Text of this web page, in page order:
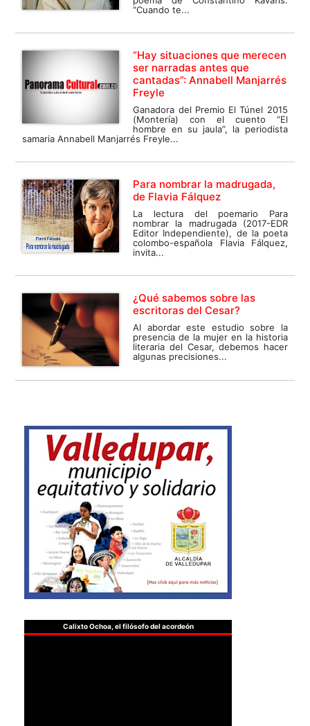
“Cuando te...
“Hay situaciones que merecen
ser narradas antes que
cantadas”: Annabell Manjarrés
Freyle
Ganadora del Premio El Túnel 2015
(Montería) con el cuento “El
hombre en su jaula”, la periodista
samaria Annabell Manjarrés Freyle...
Para nombrar la madrugada,
de Flavia Fálquez
La lectura del poemario Para
nombrar la madrugada (2017-EDR
Editor Independiente), de la poeta
colombo-española Flavia Fálquez,
invita...
¿Qué sabemos sobre las
escritoras del Cesar?
Al abordar este estudio sobre la
presencia de la mujer en la historia
literaria del Cesar, debemos hacer
algunas precisiones...
Calixto Ochoa, el filósofo del acordeón